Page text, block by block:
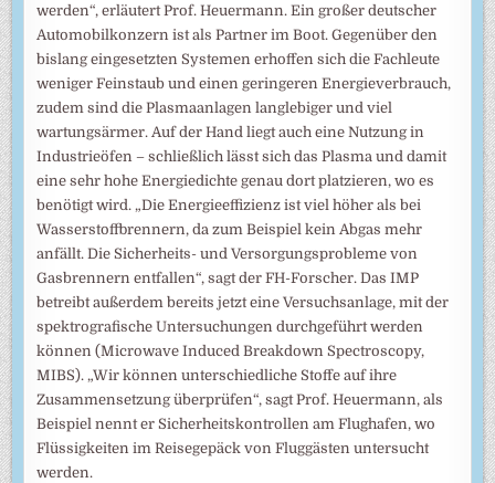
werden“, erläutert Prof. Heuermann. Ein großer deutscher
Automobilkonzern ist als Partner im Boot. Gegenüber den
bislang eingesetzten Systemen erhoffen sich die Fachleute
weniger Feinstaub und einen geringeren Energieverbrauch,
zudem sind die Plasmaanlagen langlebiger und viel
wartungsärmer. Auf der Hand liegt auch eine Nutzung in
Industrieöfen – schließlich lässt sich das Plasma und damit
eine sehr hohe Energiedichte genau dort platzieren, wo es
benötigt wird. „Die Energieeffizienz ist viel höher als bei
Wasserstoffbrennern, da zum Beispiel kein Abgas mehr
anfällt. Die Sicherheits- und Versorgungsprobleme von
Gasbrennern entfallen“, sagt der FH-Forscher. Das IMP
betreibt außerdem bereits jetzt eine Versuchsanlage, mit der
spektrografische Untersuchungen durchgeführt werden
können (Microwave Induced Breakdown Spectroscopy,
MIBS). „Wir können unterschiedliche Stoffe auf ihre
Zusammensetzung überprüfen“, sagt Prof. Heuermann, als
Beispiel nennt er Sicherheitskontrollen am Flughafen, wo
Flüssigkeiten im Reisegepäck von Fluggästen untersucht
werden.